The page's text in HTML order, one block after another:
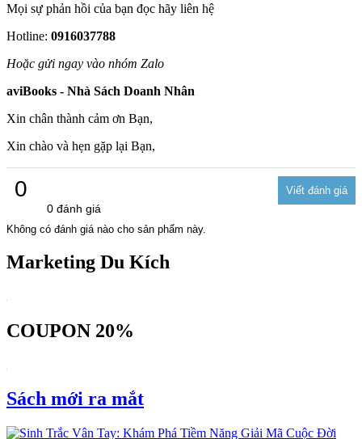
Mọi sự phản hồi của bạn đọc hãy liên hệ
Hotline: 0916037788
Hoặc gửi ngay vào nhóm Zalo
aviBooks - Nhà Sách Doanh Nhân
Xin chân thành cảm ơn Bạn,
Xin chào và hẹn gặp lại Bạn,
0
0 đánh giá
Không có đánh giá nào cho sản phẩm này.
Marketing Du Kích
COUPON 20%
Sách mới ra mắt